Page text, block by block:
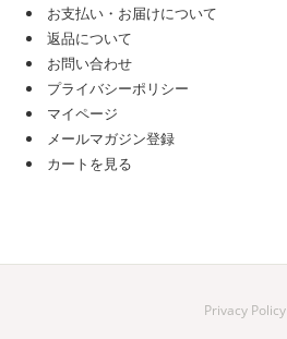
お支払い・お届けについて
返品について
お問い合わせ
プライバシーポリシー
マイページ
メールマガジン登録
カートを見る
Privacy Policy